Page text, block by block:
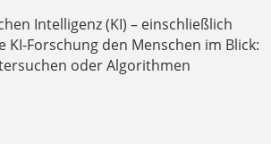
Intelligenz (KI) – einschließlich
Forschung den Menschen im Blick:
oder Algorithmen